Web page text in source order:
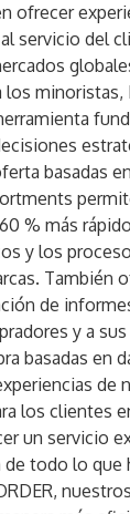
ofrecer
servicio del
minoristas,
basadas
% más
y los
También
de
y a
basadas en
de
los clientes
un servicio
de todo lo que